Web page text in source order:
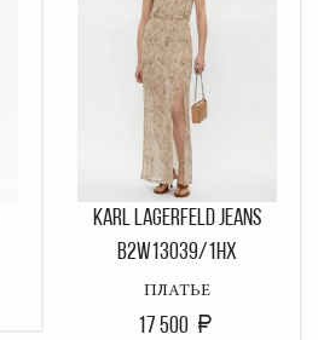
KARL LAGERFELD JEANS
B2W13039/1HX
ПЛАТЬЕ
17 500